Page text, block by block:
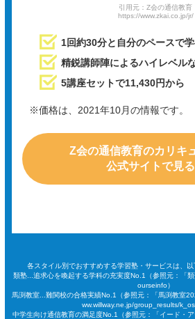
引用元：Z会の通信教育
https://www.zkai.co.jp/jr/
1回約30分と自分のペースで
精鋭講師陣によるハイレベル
5講座セットで11,430円から
※価格は、2021年10月の情報です。
Z会の通信教育のカリキ
公式サイトで見る
各スタイル別でおすすめする学習塾・サービスは、以
類塾...追求心を喚起する学科の充実度No.1（参照元：「
ourseinfo）
馬渕教室...難関校の合格実績No.1（参照元：「馬渕教室
ww.willway.ne.jp/group_results/
中学生向け通信教育の満足度No.1（参照元：「イード・